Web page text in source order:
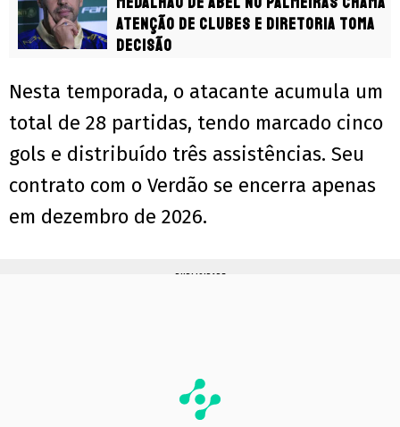
atenção de clubes e diretoria toma
decisão
Nesta temporada, o atacante acumula um
total de 28 partidas, tendo marcado cinco
gols e distribuído três assistências. Seu
contrato com o Verdão se encerra apenas
em dezembro de 2026.
PUBLICIDADE